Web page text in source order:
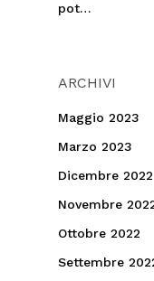
pot…
ARCHIVI
Maggio 2023
Marzo 2023
Dicembre 2022
Novembre
Ottobre 2022
Settembre